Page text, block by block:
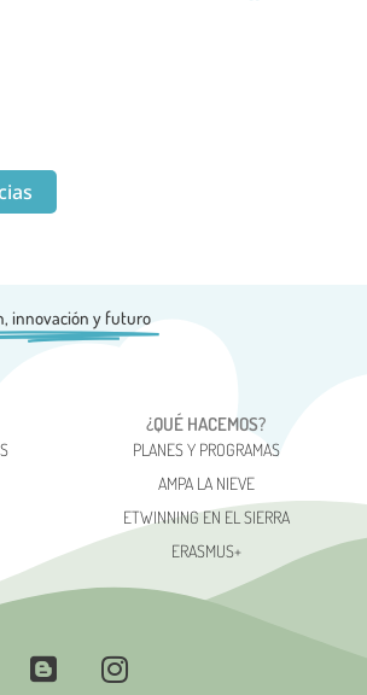
innovación y futuro
¿QUÉ HACEMOS?
PLANES Y PROGRAMAS
AMPA LA NIEVE
ETWINNING EN EL SIERRA
ERASMUS+